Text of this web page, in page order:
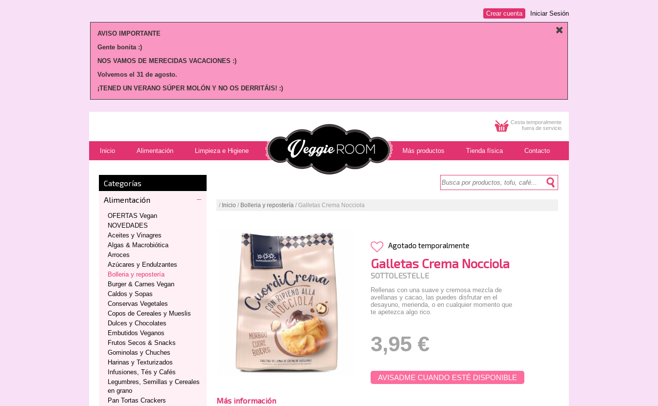
Iniciar Sesión
Crear cuenta
AVISO IMPORTANTE
Gente bonita :)
NOS VAMOS DE MERECIDAS VACACIONES :)
Volvemos el 31 de agosto.
¡TENED UN VERANO SÚPER MOLÓN Y NO OS DERRITÁIS! :)
Cesta temporalmente
fuera de servicio
Inicio Alimentación Limpieza e Higiene Más productos Tienda física Contacto
Categorías
Alimentación
OFERTAS Vegan
NOVEDADES
Aceites y Vinagres
Algas & Macrobiótica
Arroces
Azúcares y Endulzantes
Bolleria y repostería
Burger & Carnes Vegan
Caldos y Sopas
Conservas Vegetales
Copos de Cereales y Mueslis
Dulces y Chocolates
Embutidos Veganos
Frutos Secos & Snacks
Gominolas y Chuches
Harinas y Texturizados
Infusiones, Tés y Cafés
Legumbres, Semillas y Cereales
en grano
Pan Tortas Crackers
/ Inicio / Bolleria y repostería / Galletas Crema Nocciola
Agotado temporalmente
Galletas Crema Nocciola
SOTTOLESTELLE
Rellenas con una suave y cremosa mezcla de
avellanas y cacao, las puedes disfrutar en el
desayuno, merienda, o en cualquier momento que
te apetezca algo rico.
3,95 €
AVISADME CUANDO ESTÉ DISPONIBLE
Más información